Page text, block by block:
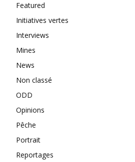
Featured
Initiatives vertes
Interviews
Mines
News
Non classé
ODD
Opinions
Pêche
Portrait
Reportages